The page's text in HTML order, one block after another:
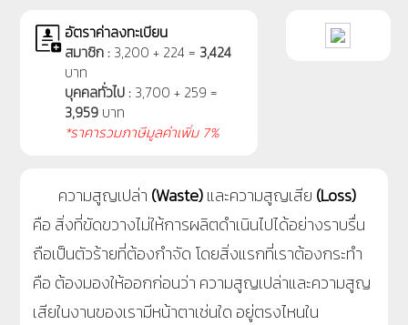
อัตราค่าลงทะเบียน
สมาชิก : 3,200 + 224 = 3,424
บาท
บุคคลทั่วไป : 3,700 + 259 =
3,959 บาท
*ราคารวมภาษีมูลค่าเพิ่ม 7%
ความสูญเปล่า (Waste)และความสูญเสีย (Loss)
คือ สิ่งที่ขัดขวางไม่ให้การผลิตดำเนินไปได้อย่างราบรื่น
ถือเป็นตัวร้ายที่ต้องกำจัด โดยสิ่งแรกที่เราต้องกระทำ
คือ ต้องมองให้ออกก่อนว่า ความสูญเปล่าและความสูญ
เสียในงานของเรามีหน้าตาเช่นใด อยู่ตรงไหนใน